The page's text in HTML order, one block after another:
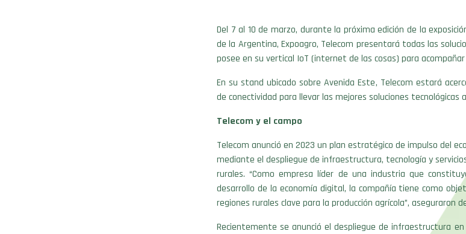
Del 7 al 10 de marzo, durante la próxima edición de la
de la Argentina, Expoagro, Telecom presentará todas las
posee en su vertical IoT (internet de las cosas) para
En su stand ubicado sobre Avenida Este, Telecom estará
de conectividad para llevar las mejores soluciones tecnológicas
Telecom y el campo
Telecom anunció en 2023 un plan estratégico de impulso del
mediante el despliegue de infraestructura, tecnología y
rurales. “Como empresa líder de una industria que
desarrollo de la economía digital, la compañía tiene como
regiones rurales clave para la producción agrícola”, aseguraron
Recientemente se anunció el despliegue de infraestructura en